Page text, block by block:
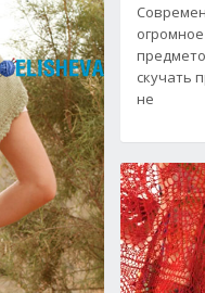
скучать
не